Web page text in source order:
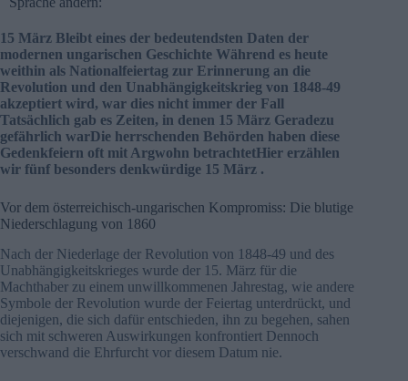
15 März Bleibt eines der bedeutendsten Daten der
modernen ungarischen Geschichte Während es heute
weithin als Nationalfeiertag zur Erinnerung an die
Revolution und den Unabhängigkeitskrieg von 1848-49
akzeptiert wird, war dies nicht immer der Fall
Tatsächlich gab es Zeiten, in denen 15 März Geradezu
gefährlich warDie herrschenden Behörden haben diese
Gedenkfeiern oft mit Argwohn betrachtetHier erzählen
wir fünf besonders denkwürdige 15 März .
Vor dem österreichisch-ungarischen Kompromiss: Die blutige
Niederschlagung von 1860
Nach der Niederlage der Revolution von 1848-49 und des
Unabhängigkeitskrieges wurde der 15. März für die
Machthaber zu einem unwillkommenen Jahrestag, wie andere
Symbole der Revolution wurde der Feiertag unterdrückt, und
diejenigen, die sich dafür entschieden, ihn zu begehen, sahen
sich mit schweren Auswirkungen konfrontiert Dennoch
verschwand die Ehrfurcht vor diesem Datum nie.